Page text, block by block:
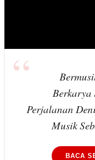
Berkarya
Perjalanan
Musik
BACA